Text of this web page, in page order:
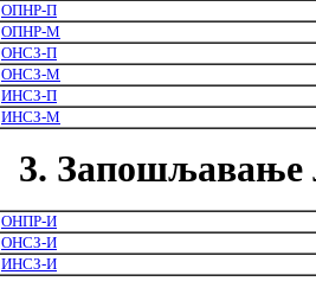
ОПНР-П
ОПНР-М
ОНСЗ-П
ОНСЗ-М
ИНСЗ-П
ИНСЗ-М
3. Запошљавање
ОНПР-И
ОНСЗ-И
ИНСЗ-И